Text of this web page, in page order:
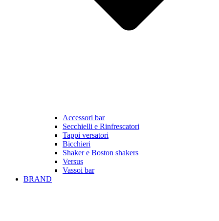
Accessori bar
Secchielli e Rinfrescatori
Tappi versatori
Bicchieri
Shaker e Boston shakers
Versus
Vassoi bar
BRAND